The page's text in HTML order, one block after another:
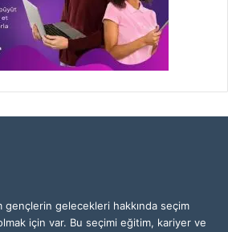
gençlerin gelecekleri hakkında seçim
olmak için var. Bu seçimi eğitim, kariyer ve